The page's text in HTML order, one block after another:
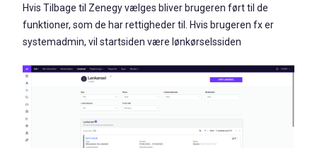
Hvis Tilbage til Zenegy vælges bliver brugeren ført til de
funktioner, som de har rettigheder til. Hvis brugeren fx er
systemadmin, vil startsiden være lønkørselssiden